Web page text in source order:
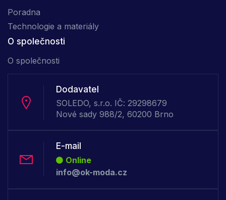
Poradna
Technologie a materiály
O společnosti
O společnosti
Dodavatel
SOLEDO, s.r.o. IČ: 29298679
Nové sady 988/2, 60200 Brno
E-mail
Online
info@ok-moda.cz